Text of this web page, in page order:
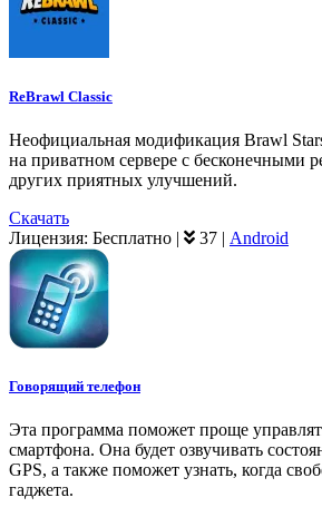
ReBrawl Classic
Неофициальная модификация Brawl
на приватном сервере с бесконечными
других приятных улучшений.
Скачать
Лицензия: Бесплатно | 37 | Android
Говорящий телефон
Эта программа поможет проще
смартфона. Она будет озвучивать
GPS, а также поможет узнать, когда
гаджета.